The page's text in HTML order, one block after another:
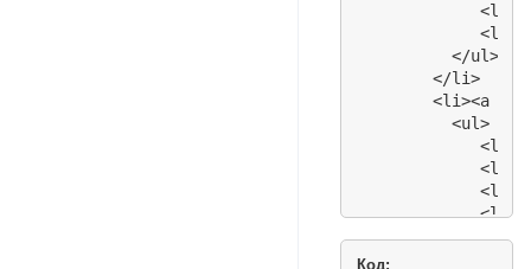
          </ul>
        </li>
<li><a
          <ul>
          </ul>
        </li>
Код: